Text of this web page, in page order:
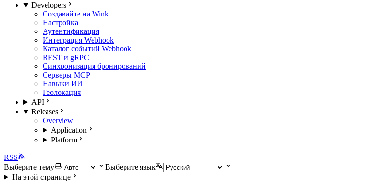
Developers
Создавайте на Wink
Настройка
Аутентификация
Интеграция Webhook
Каталог событий Webhook
REST и gRPC
Синхронизация бронирований
Серверы MCP
Навыки ИИ
Геолокация
API
Releases
Overview
Application
Platform
RSS
Выберите тему
Выберите язык
На этой странице